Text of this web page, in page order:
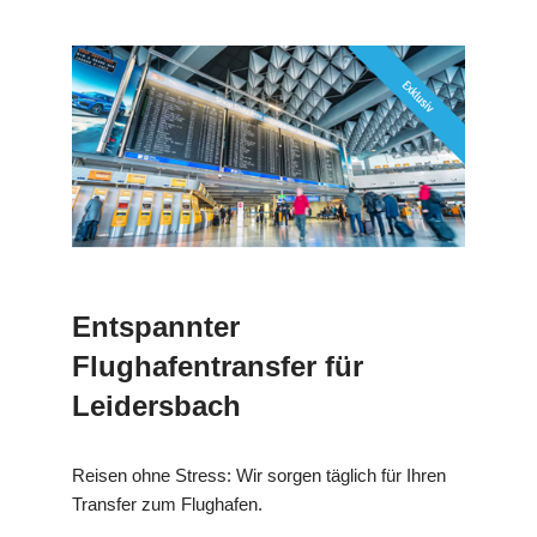
Entspannter
Flughafentransfer für
Leidersbach
Reisen ohne Stress: Wir sorgen täglich für Ihren
Transfer zum Flughafen.